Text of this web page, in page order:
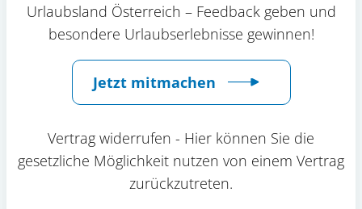
Urlaubsland Österreich – Feedback geben und
besondere Urlaubserlebnisse gewinnen!
Jetzt mitmachen
Vertrag widerrufen - Hier können Sie die
gesetzliche Möglichkeit nutzen von einem Vertrag
zurückzutreten.